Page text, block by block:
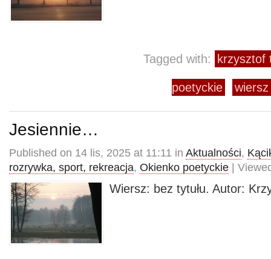
Tagged with: krzysztof
poetyckie wiersz
Jesiennie…
Published on 14 lis, 2025 at 11:11 in Aktualności,
rozrywka, sport, rekreacja, Okienko poetyckie |
Wiersz: bez tytułu. Autor: